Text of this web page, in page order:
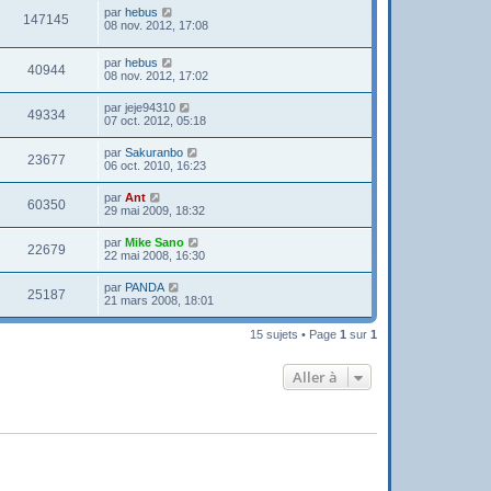
147145 par hebus
08 nov. 2012, 17:08
40944 par hebus
08 nov. 2012, 17:02
49334 par jeje94310
07 oct. 2012, 05:18
23677 par Sakuranbo
06 oct. 2010, 16:23
60350 par Ant
29 mai 2009, 18:32
22679 par Mike Sano
22 mai 2008, 16:30
25187 par PANDA
21 mars 2008, 18:01
15 sujets • Page 1 sur 1
Aller à